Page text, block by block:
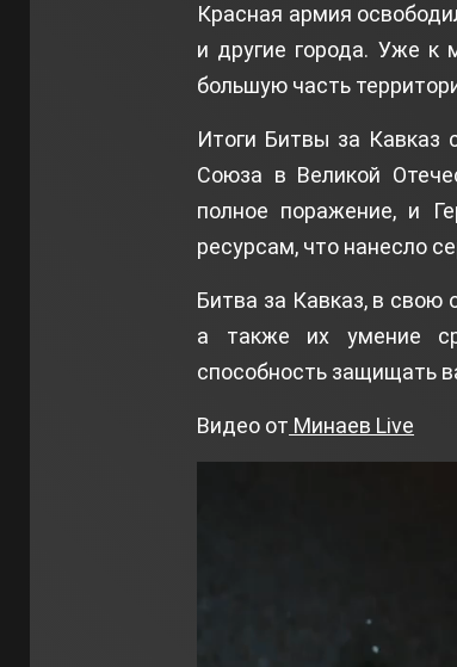
Красная армия
и другие города. Уже к
большую часть
Итоги Битвы за Кавказ
Союза в Великой
полное поражение, и
ресурсам, что нанесло
Битва за Кавказ, в свою
а также их умение
способность защищать
Видео от Минаев Live